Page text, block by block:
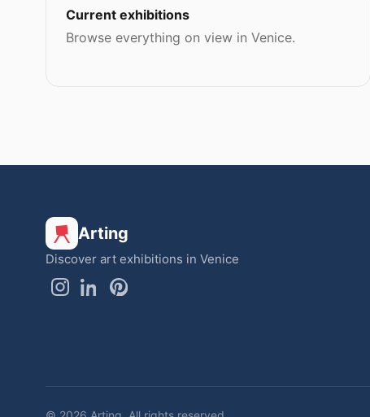
Current exhibitions
Browse everything on view in Venice.
Arting
Discover art exhibitions in Venice